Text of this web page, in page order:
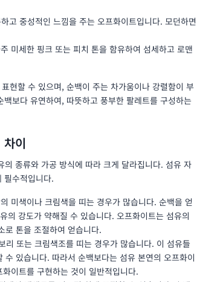
고 중성적인 느낌을 주는 오프화이트입니다. 모던하면
미세한 핑크 또는 피치 톤을 함유하여 섬세하고 로맨
현할 수 있으며, 순백이 주는 차가움이나 강렬함이 부
보다 유연하여, 따뜻하고 풍부한 팔레트를 구성하는
이
종류와 가공 방식에 따라 크게 달라집니다. 섬유 자
필수적입니다.
미색이나 크림색을 띠는 경우가 많습니다. 순백을 얻
의 강도가 약해질 수 있습니다. 오프화이트는 섬유의
로 톤을 조절하여 얻습니다.
리 또는 크림색조를 띠는 경우가 많습니다. 이 섬유들
있습니다. 따라서 순백보다는 섬유 본연의 오프화이
이트를 구현하는 것이 일반적입니다.